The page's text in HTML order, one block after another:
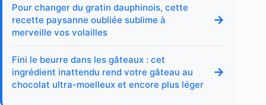
Pour changer du gratin dauphinois, cette
recette paysanne oubliée sublime à
merveille vos volailles
→
Fini le beurre dans les gâteaux : cet
ingrédient inattendu rend votre gâteau au
chocolat ultra-moelleux et encore plus léger
→